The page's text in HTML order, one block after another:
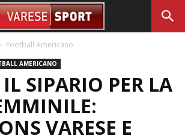
Football Americano
AMERICANO
SIPARIO PER LA
VARESE E